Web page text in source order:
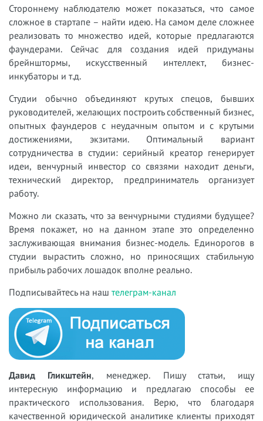
Стороннему наблюдателю может показаться, что самое
сложное в стартапе – найти идею. На самом деле сложнее
реализовать то множество идей, которые предлагаются
фаундерами. Сейчас для создания идей придуманы
брейнштормы, искусственный интеллект, бизнес-
инкубаторы и т.д.
Студии обычно объединяют крутых спецов, бывших
руководителей, желающих построить собственный бизнес,
опытных фаундеров с неудачным опытом и с крутыми
достижениями, экзитами. Оптимальный вариант
сотрудничества в студии: серийный креатор генерирует
идеи, венчурный инвестор со связями находит деньги,
технический директор, предприниматель организует
работу.
Можно ли сказать, что за венчурными студиями будущее?
Время покажет, но на данном этапе это определенно
заслуживающая внимания бизнес-модель. Единорогов в
студии вырастить сложно, но приносящих стабильную
прибыль рабочих лошадок вполне реально.
Подписывайтесь на наш телеграм-канал
Давид Гликштейн, менеджер. Пишу статьи, ищу
интересную информацию и предлагаю способы ее
практического использования. Верю, что благодаря
качественной юридической аналитике клиенты приходят